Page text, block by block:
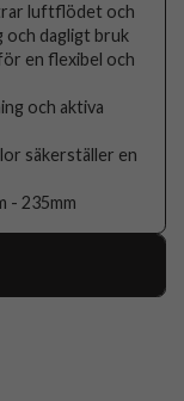
luftflödet och
och dagligt bruk
en flexibel och
och aktiva
säkerställer en
- 235mm